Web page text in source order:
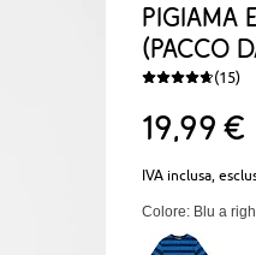
(pacco
(15)
19 99 €
IVA inclusa,
Colore: Blu a